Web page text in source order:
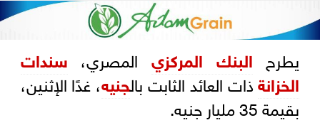
يطرح البنك المركزي المصري، سندات
الخزانةذات العائد الثابت بالجنيه، غدًا الإثنين،
بقيمة 35 مليار جنيه.